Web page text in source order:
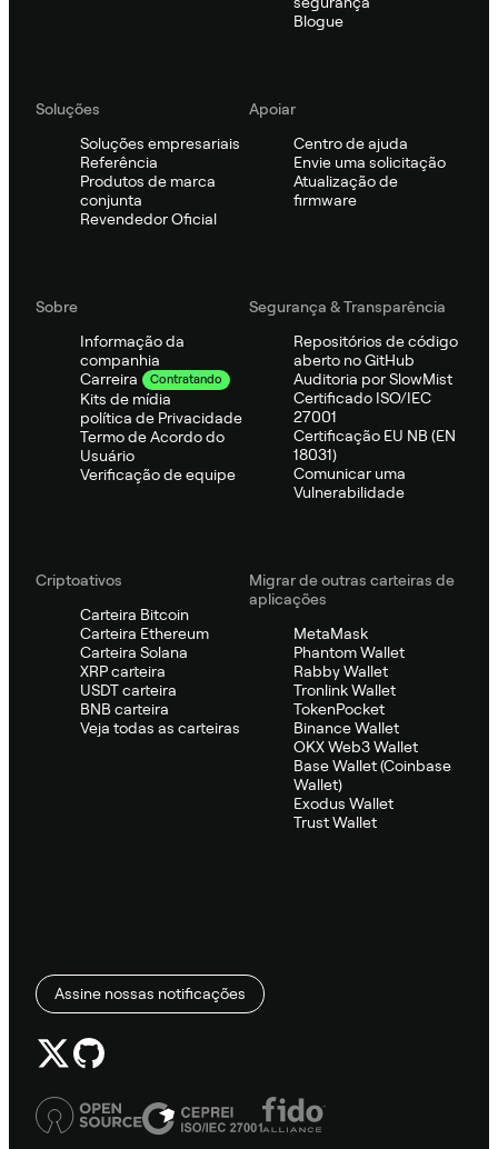
Blogue
Soluções
Soluções empresariais
Referência
Produtos de marca
conjunta
Revendedor Oficial
Apoiar
Centro de ajuda
Envie uma solicitação
Atualização de
firmware
Sobre
Informação da
companhia
Carreira
Contratando
Kits de mídia
política de Privacidade
Termo de Acordo do
Usuário
Verificação de equipe
Segurança & Transparência
Repositórios de código
aberto no GitHub
Auditoria por SlowMist
Certificado ISO/IEC
27001
Certificação EU NB (EN
18031)
Comunicar uma
Vulnerabilidade
Criptoativos
Carteira Bitcoin
Carteira Ethereum
Carteira Solana
XRP carteira
USDT carteira
BNB carteira
Veja todas as carteiras
Migrar de outras carteiras de
aplicações
MetaMask
Phantom Wallet
Rabby Wallet
Tronlink Wallet
TokenPocket
Binance Wallet
OKX Web3 Wallet
Base Wallet (Coinbase
Wallet)
Exodus Wallet
Trust Wallet
Assine nossas notificações